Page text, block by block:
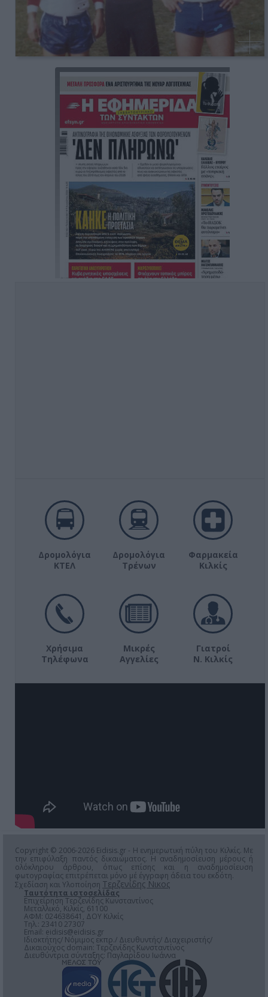
Δρομολόγια
ΚΤΕΛ
Δρομολόγια
Τρένων
Φαρμακεία
Κιλκίς
Χρήσιμα
Τηλέφωνα
Μικρές
Αγγελίες
Γιατροί
Ν. Κιλκίς
Copyright © 2006-2026 Eidisis.gr - Η ενημερωτική πύλη του Κιλκίς. Με
την επιφύλαξη παντός δικαιώματος. Η αναδημοσίευση μέρους ή
ολόκληρου άρθρου, όπως επίσης και η αναδημοσίευση
φωτογραφίας επιτρέπεται μόνο μέ έγγραφη άδεια του εκδότη.
Σχεδίαση και Υλοποίηση Τερζενίδης Νικος
Ταυτότητα ιστοσελίδας
Επιχείρηση Τερζενίδης Κωνσταντίνος
Μεταλλικό, Κιλκίς, 61100
ΑΦΜ: 024638641, ΔΟΥ Κιλκίς
Τηλ.: 23410 27307
Email: eidisis@eidisis.gr
Ιδιοκτήτης/ Νόμιμος εκπρ./ Διευθυντής/ Διαχειριστής/
Δικαιούχος domain: Τερζενίδης Κωνσταντίνος
Διευθύντρια σύνταξης: Παγλαρίδου Ιωάννα